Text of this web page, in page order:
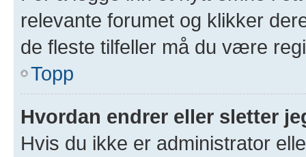
relevante forumet og klikker
de fleste tilfeller må du være
Topp
Hvordan endrer eller sletter
Hvis du ikke er administrator